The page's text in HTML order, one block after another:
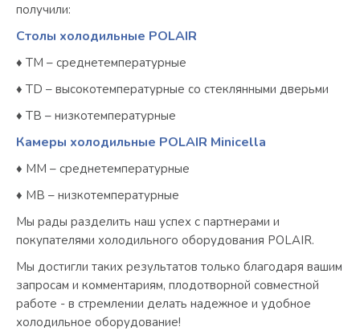
получили:
Столы холодильные POLAIR
♦ ТМ – среднетемпературные
♦ ТD – высокотемпературные со стеклянными дверьми
♦ ТB – низкотемпературные
Камеры холодильные POLAIR Minicella
♦ MМ – среднетемпературные
♦ МB – низкотемпературные
Мы рады разделить наш успех с партнерами и
покупателями холодильного оборудования POLAIR.
Мы достигли таких результатов только благодаря вашим
запросам и комментариям, плодотворной совместной
работе - в стремлении делать надежное и удобное
холодильное оборудование!